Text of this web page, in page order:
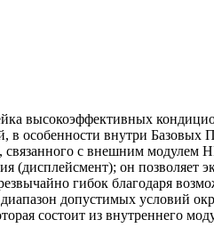
высокоэффективных
в особенности внутри
с внешним модулем
(дисплейсмент); он позволяет
гибок благодаря
допустимых условий
состоит из внутреннего